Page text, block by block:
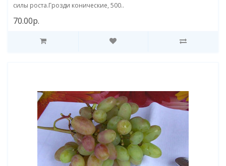
силы роста.Грозди конические, 500..
70.00р.